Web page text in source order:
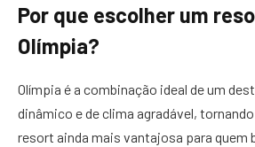
Por que escolher um
Olímpia?
Olímpia é a combinação ideal de um
dinâmico e de clima agradável,
resort ainda mais vantajosa para quem